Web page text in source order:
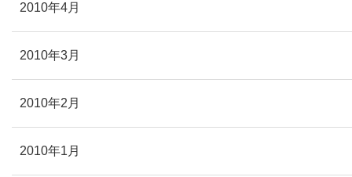
2010年4月
2010年3月
2010年2月
2010年1月